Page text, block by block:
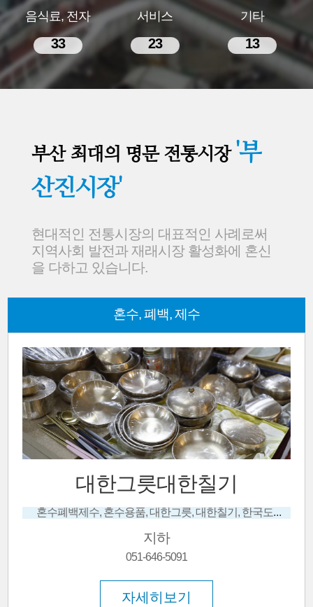
음식료, 전자
33
서비스
23
기타
13
부산 최대의 명문 전통시장 '부
산진시장'
현대적인 전통시장의 대표적인 사례로써
지역사회 발전과 재래시장 활성화에 혼신
을 다하고 있습니다.
혼수, 폐백, 제수
대한그릇대한칠기
혼수폐백제수, 혼수용품, 대한그릇, 대한칠기, 한국도자기, 스테인레스 냄비, 수입그릇, 주방용품
지하
051-646-5091
자세히보기